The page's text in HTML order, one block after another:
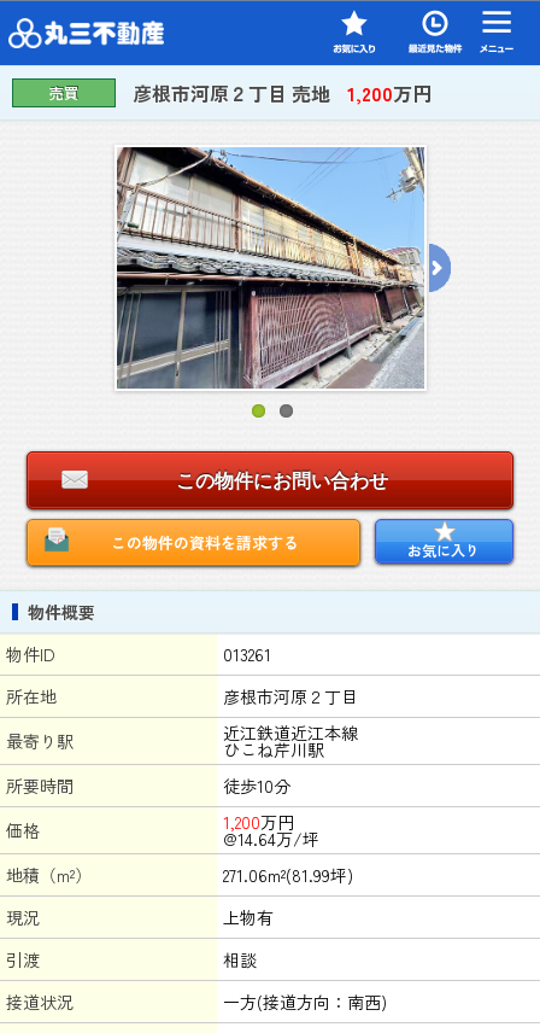
売買 彦根市河原２丁目 売地 1,200万円
この物件にお問い合わせ
この物件の資料を請求する お気に入り
物件概要
物件ID
013261
所在地
彦根市河原２丁目
最寄り駅
近江鉄道近江本線
ひこね芹川駅
所要時間
徒歩10分
価格
1,200万円
@14.64万/坪
地積（m²）
271.06m²(81.99坪)
現況
上物有
引渡
相談
接道状況
一方(接道方向：南西)